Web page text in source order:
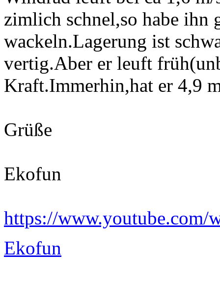
zimlich schnel,so habe ihn
wackeln.Lagerung ist
vertig.Aber er leuft
Kraft.Immerhin,hat er 4,9
Grüße
Ekofun
https://www.youtube.com/
Ekofun